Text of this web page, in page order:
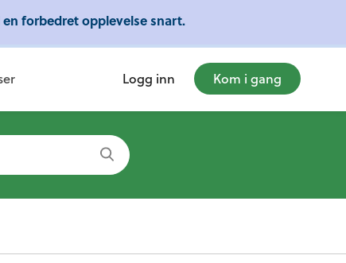
mer!
Logg inn Kom i gang
forbedret opplevelse snart.